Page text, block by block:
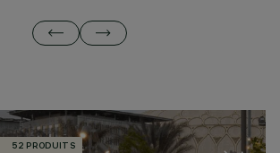
52 PRODUITS